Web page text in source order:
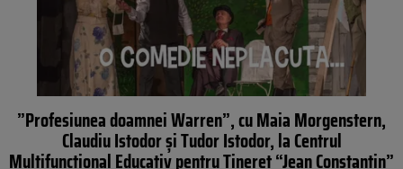
”Profesiunea doamnei Warren”, cu Maia Morgenstern,
Claudiu Istodor și Tudor Istodor, la Centrul
Multifuncțional Educativ pentru Tineret “Jean Constantin”